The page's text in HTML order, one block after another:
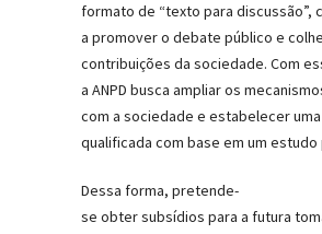
formato de “texto para discussão”,
a promover o debate público e
contribuições da sociedade. Com
a ANPD busca ampliar os
com a sociedade e estabelecer
qualificada com base em um estudo
Dessa forma, pretende-
se obter subsídios para a futura